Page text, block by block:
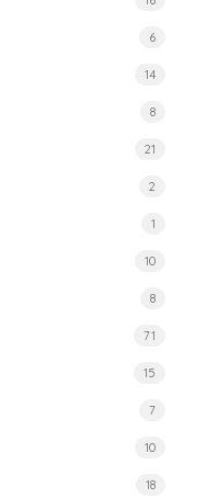
6
14
8
21
2
1
10
8
71
15
7
10
18